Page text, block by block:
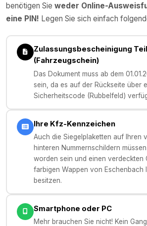
benötigen Sie weder Online-
eine PIN! Legen Sie sich einfach
Zulassungsbescheinigung Teil
(Fahrzeugschein)
Das Dokument muss ab dem
sein, da es auf der Rückseite über
Sicherheitscode (Rubbelfeld)
Ihre Kfz-Kennzeichen
Auch die Siegelplaketten auf Ihren
hinteren Nummernschildern
worden sein und einen verdeckten
farbigen Wappen von Eschenbach
besitzen.
Smartphone oder PC
Mehr brauchen Sie nicht! Kein